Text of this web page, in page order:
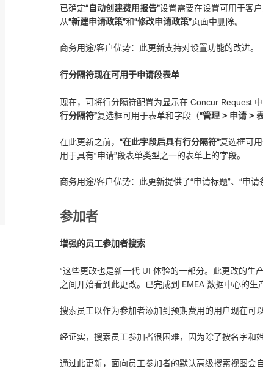
已确定“自动创建费用报告”设置需要在设置可用于客
从“新建申请政策”和“修改申请政策”页面中删除。
商务用途/客户优势：此更新支持对设置功能的改进。
行分隔符现在可用于申请段表单
现在，可将行分隔符配置为显示在 Concur Request
行分隔符”复选框可用于表单和字段（“管理 > 申请 >
在此更新之前， “在此字段后具有行分隔符”复选框可
用于具有“申请”段表单类型之一的表单上的字段。
商务用途/客户优势：此更新提供了“申请标题”、“申
参加者
增强的员工参加者搜索
“这些更改也是新一代 UI 体验的一部分。此更改的生
之间开始看到此更改。已完成到 EMEA 数据中心的
搜索员工以作为参加者添加到预期费用的用户现在可
经证实，搜索员工参加者很困难，因为除了按名字和
通过此更新，面向员工参加者的默认高级搜索视图会